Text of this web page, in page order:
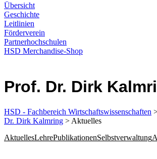
Übersicht
Geschichte
Leitlinien
Förderverein
Partnerhochschulen
HSD Merchandise-Shop
Prof. Dr. Dirk
HSD - Fachbereich Wirtschaftswissenschaften
Dr. Dirk Kalmring > Aktuelles
AktuellesLehrePublikationenSelbstverwaltung